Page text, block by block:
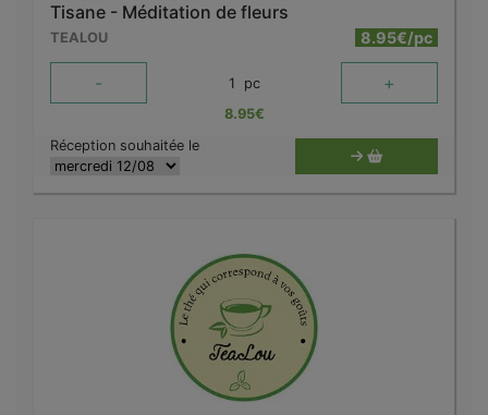
Tisane - Méditation de fleurs
TEALOU 8.95€/pc
- 1 pc +
8.95€
Réception souhaitée le